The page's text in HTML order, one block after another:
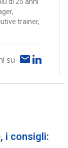
trainer,
su
i consigli: